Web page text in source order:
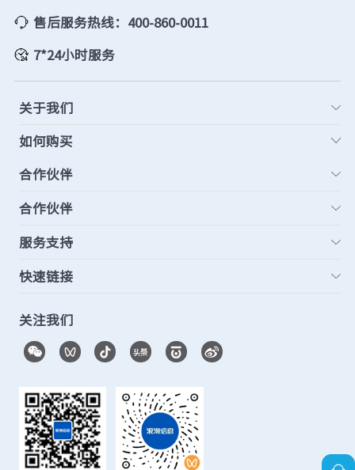
售后服务热线：400-860-0011
7*24小时服务
关于我们
如何购买
合作伙伴
合作伙伴
服务支持
快速链接
关注我们